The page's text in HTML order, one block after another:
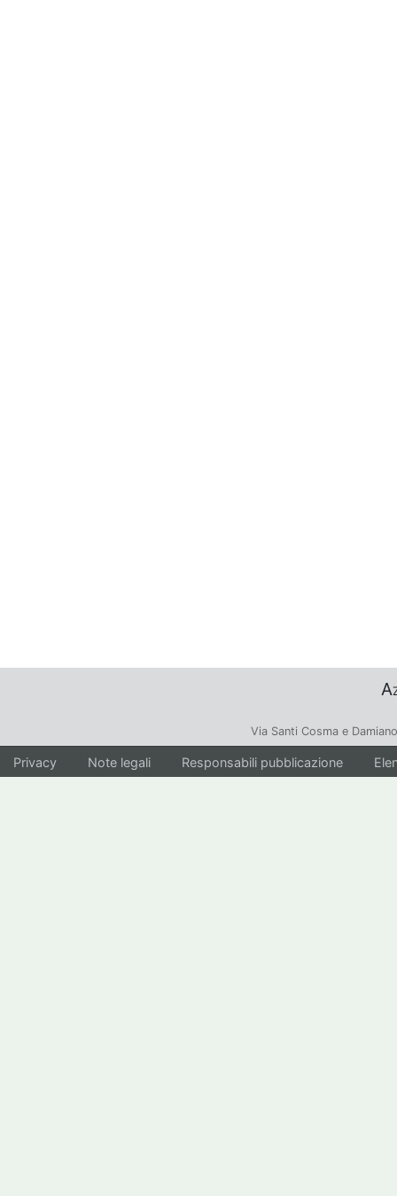
Via Santi Cosma e
Privacy Note legali Responsabili pubblicazione